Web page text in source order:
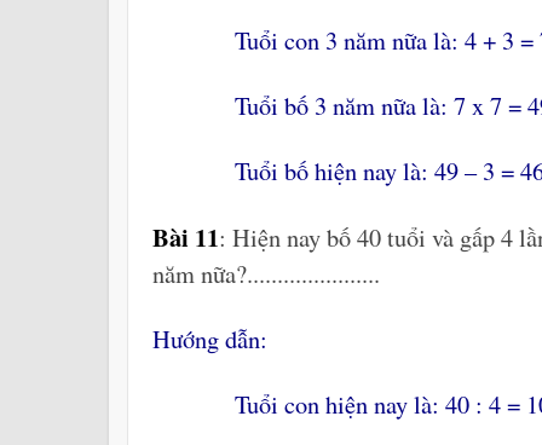
Tuổi con 3 năm nữa là: 4 + 3 =
Tuổi bố 3 năm nữa là: 7 x 7 =
Tuổi bố hiện nay là: 49 – 3 =
Bài 11: Hiện nay bố 40 tuổi và gấp 4
năm nữa?......................
Hướng dẫn:
Tuổi con hiện nay là: 40 : 4 =